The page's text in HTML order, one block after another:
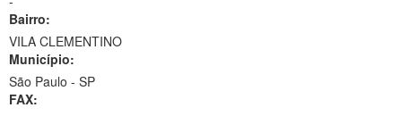
Bairro:
VILA CLEMENTINO
Município:
São Paulo - SP
FAX: